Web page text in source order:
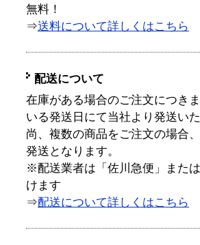
無料！
⇒送料について詳しくはこちら
配送について
在庫がある場合のご注文につき
いる発送日にて当社より発送い
尚、複数の商品をご注文の場合
発送となります。
※配送業者は「佐川急便」また
けます
⇒配送について詳しくはこちら